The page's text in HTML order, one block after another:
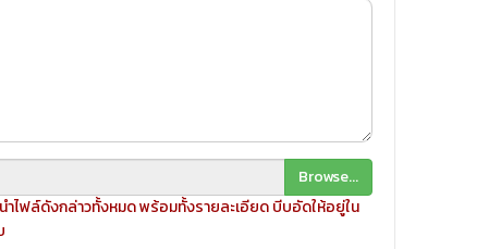
Browse...
ไฟล์ดังกล่าวทั้งหมด พร้อมทั้งรายละเอียด บีบอัดให้อยู่ใน